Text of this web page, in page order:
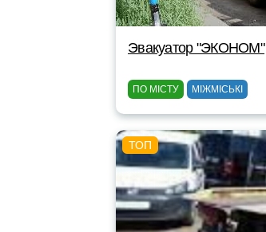
Эвакуатор "ЭКОНОМ"
ПО МІСТУ МІЖМІСЬКІ